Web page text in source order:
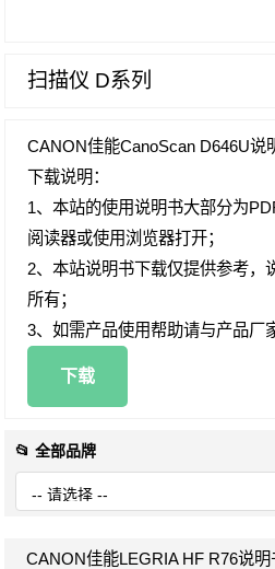
扫描仪 D系列
CANON佳能CanoScan D646U说
下载说明：
1、本站的使用说明书大部分为
阅读器或使用浏览器打开；
2、本站说明书下载仅提供参考，
所有；
3、如需产品使用帮助请与产品厂
下载
📂 全部品牌
CANON佳能LEGRIA HF R76说明